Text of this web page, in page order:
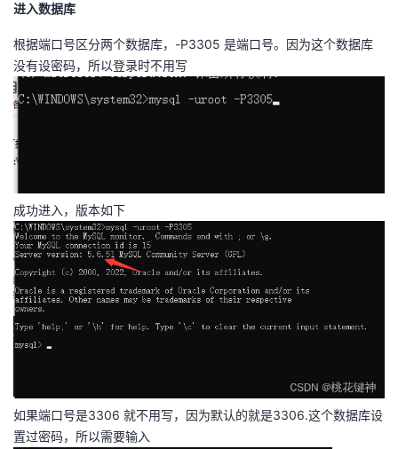
进入数据库
根据端口号区分两个数据库，-P3305 是端口号。因为这个数据库
没有设密码，所以登录时不用写
成功进入，版本如下
如果端口号是3306 就不用写，因为默认的就是3306.这个数据库设
置过密码，所以需要输入